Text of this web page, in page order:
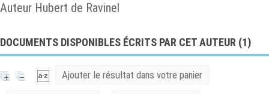
Auteur Hubert de Ravinel
DOCUMENTS DISPONIBLES ÉCRITS PAR CET AUTEUR (1)
Ajouter le résultat dans votre panier